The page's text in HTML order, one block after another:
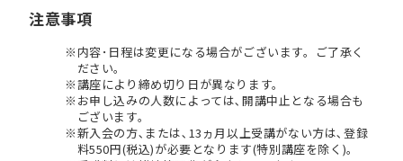
注意事項
内容･日程は変更になる場合がございます。ご了承く
ださい。
講座により締め切り日が異なります。
お申し込みの人数によっては､開講中止となる場合も
ございます。
新入会の方､または､13ヵ月以上受講がない方は､登録
料550円(税込)が必要となります(特別講座を除く)。